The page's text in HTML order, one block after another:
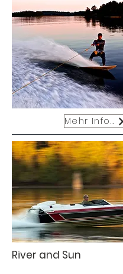
Mehr Infos
River and Sun